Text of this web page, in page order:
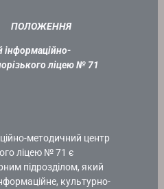
ліцею № 71
методичний центр
ліцею № 71 є
підрозділом, який
культурно-